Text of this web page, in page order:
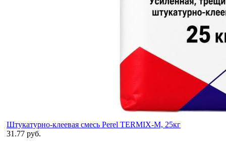
Штукатурно-клеевая смесь Perel TERMIX-M, 25кг
31.77 руб.